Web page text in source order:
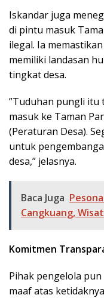
​Iskandar juga
di pintu masuk
ilegal. Ia
memiliki landasan
tingkat desa.
​”Tuduhan pungli itu
masuk ke Taman
(Peraturan Desa).
untuk
desa,” jelasnya.
Baca Juga
Cangkuang,
Komitmen
​Pihak pengelola
maaf atas